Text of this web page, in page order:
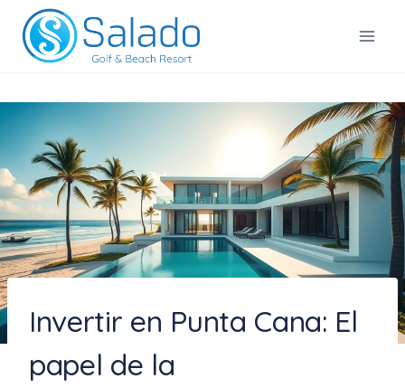
Saltar
contenido
Salado Golf & Beach Resort
Invertir en Punta Cana: El
papel de la